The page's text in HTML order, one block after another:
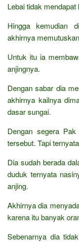
Lebai tidak
Hingga kemudian
akhirnya
Untuk itu ia
anjingnya.
Dengan sabar dia
akhirnya kailnya
dasar sungai.
Dengan segera
tersebut. Tapi
Dia sudah berada
duduk ternyata
anjing.
Akhirnya dia
karena itu banyak
Sebenarnya dia